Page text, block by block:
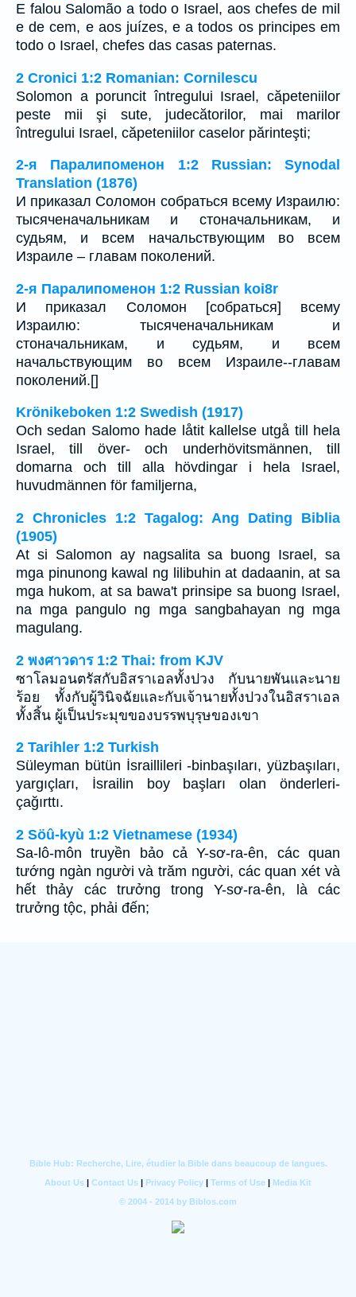
E falou Salomão a todo o Israel, aos chefes de mil
e de cem, e aos juízes, e a todos os principes em
todo o Israel, chefes das casas paternas.
2 Cronici 1:2 Romanian: Cornilescu
Solomon a poruncit întregului Israel, căpeteniilor
peste mii şi sute, judecătorilor, mai marilor
întregului Israel, căpeteniilor caselor părinteşti;
2-я Паралипоменон 1:2 Russian: Synodal
Translation (1876)
И приказал Соломон собраться всему Израилю:
тысяченачальникам и стоначальникам, и
судьям, и всем начальствующим во всем
Израиле – главам поколений.
2-я Паралипоменон 1:2 Russian koi8r
И приказал Соломон [собраться] всему
Израилю: тысяченачальникам и
стоначальникам, и судьям, и всем
начальствующим во всем Израиле--главам
поколений.[]
Krönikeboken 1:2 Swedish (1917)
Och sedan Salomo hade låtit kallelse utgå till hela
Israel, till över- och underhövitsmännen, till
domarna och till alla hövdingar i hela Israel,
huvudmännen för familjerna,
2 Chronicles 1:2 Tagalog: Ang Dating Biblia
(1905)
At si Salomon ay nagsalita sa buong Israel, sa
mga pinunong kawal ng lilibuhin at dadaanin, at sa
mga hukom, at sa bawa't prinsipe sa buong Israel,
na mga pangulo ng mga sangbahayan ng mga
magulang.
2 พงศาวดาร 1:2 Thai: from KJV
ซาโลมอนตรัสกับอิสราเอลทั้งปวง กับนายพันและนาย
ร้อย ทั้งกับผู้วินิจฉัยและกับเจ้านายทั้งปวงในอิสราเอล
ทั้งสิ้น ผู้เป็นประมุขของบรรพบุรุษของเขา
2 Tarihler 1:2 Turkish
Süleyman bütün İsraillileri -binbaşıları, yüzbaşıları,
yargıçları, İsrailin boy başları olan önderleri-
çağırttı.
2 Söû-kyù 1:2 Vietnamese (1934)
Sa-lô-môn truyền bảo cả Y-sơ-ra-ên, các quan
tướng ngàn người và trăm người, các quan xét và
hết thảy các trưởng trong Y-sơ-ra-ên, là các
trưởng tộc, phải đến;